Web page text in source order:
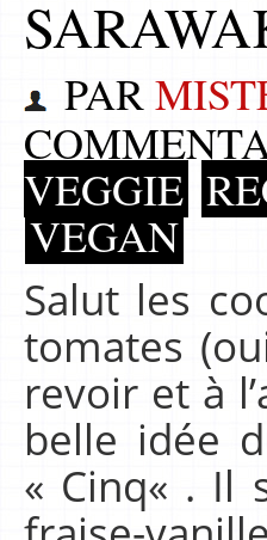
PAR
VEGGIE
VEGAN
Salut les
tomates
revoir et à
belle idée
« Cinq« . Il